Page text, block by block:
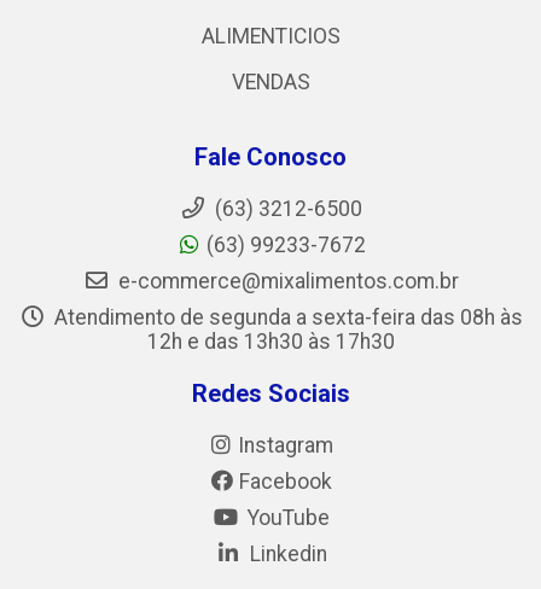
ALIMENTICIOS
VENDAS
Fale Conosco
(63) 3212-6500
(63) 99233-7672
e-commerce@mixalimentos.com.br
Atendimento de segunda a sexta-feira das 08h às
12h e das 13h30 às 17h30
Redes Sociais
Instagram
Facebook
YouTube
Linkedin